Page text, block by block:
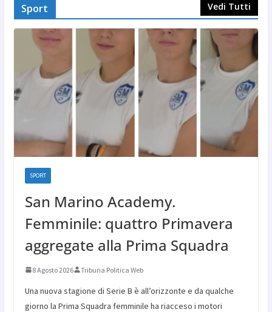
Sport Vedi Tutti
SPORT
San Marino Academy.
Femminile: quattro Primavera
aggregate alla Prima Squadra
8 Agosto 2026 Tribuna Politica Web
Una nuova stagione di Serie B è all’orizzonte e da qualche
giorno la Prima Squadra femminile ha riacceso i motori